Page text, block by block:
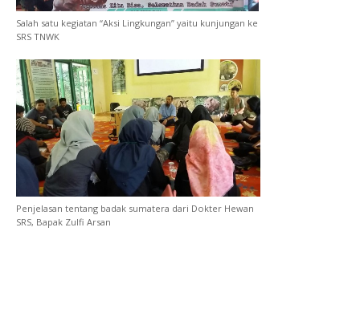
Salah satu kegiatan “Aksi Lingkungan” yaitu kunjungan ke
SRS TNWK
Penjelasan tentang badak sumatera dari Dokter Hewan
SRS, Bapak Zulfi Arsan